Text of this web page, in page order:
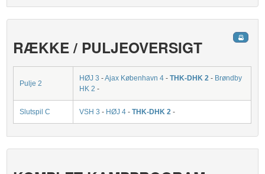
RÆKKE / PULJEOVERSIGT
Pulje 2
HØJ 3 -Ajax København 4 -THK-DHK 2 - Brøndby
HK 2 -
Slutspil C VSH 3 - HØJ 4 -THK-DHK 2 -